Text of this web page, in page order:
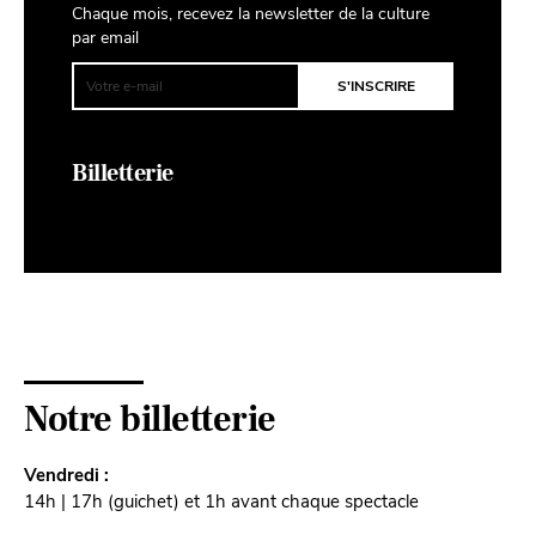
Chaque mois, recevez la newsletter de la culture
par email
Billetterie
Notre billetterie
Vendredi :
14h | 17h (guichet) et 1h avant chaque spectacle